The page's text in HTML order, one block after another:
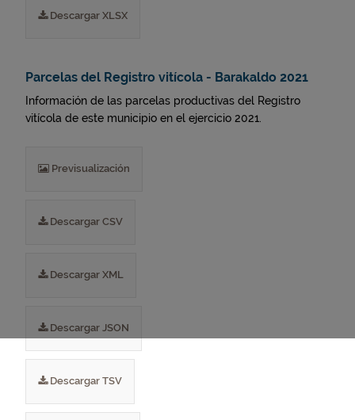
Descargar XLSX
Parcelas del Registro vitícola - Barakaldo 2021
Información de las parcelas productivas del Registro
vitícola de este municipio en el ejercicio 2021.
Previsualización
Descargar CSV
Descargar XML
Descargar JSON
Descargar TSV